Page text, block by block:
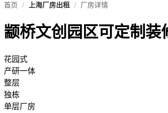
首页 / 上海厂房出租 / 厂房详情
颛桥文创园区可定制装
花园式
产研一体
整层
独栋
单层厂房